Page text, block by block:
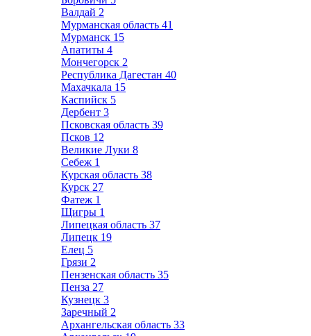
Валдай 2
Мурманская область 41
Мурманск 15
Апатиты 4
Мончегорск 2
Республика Дагестан 40
Махачкала 15
Каспийск 5
Дербент 3
Псковская область 39
Псков 12
Великие Луки 8
Себеж 1
Курская область 38
Курск 27
Фатеж 1
Щигры 1
Липецкая область 37
Липецк 19
Елец 5
Грязи 2
Пензенская область 35
Пенза 27
Кузнецк 3
Заречный 2
Архангельская область 33